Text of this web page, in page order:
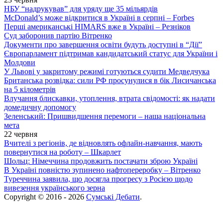
НБУ “надрукував” для уряду ще 35 мільярдів
McDonald’s може відкритися в Україні в серпні – Forbes
Перші американські HIMARS вже в Україні – Резніков
Суд заборонив партію Вітренко
Документи про завершення освіти будуть доступні в “Дії”
Європарламент підтримав кандидатський статус для України і
Молдови
У Львові у закритому режимі готуються судити Медведчука
Британська розвідка: сили РФ просунулися в бік Лисичанська
на 5 кілометрів
Влучання блискавки, утоплення, втрата свідомості: як надати
домедичну допомогу
Зеленський: Пришвидшення перемоги – наша національна
мета
22 червня
Вчителі з регіонів, де відновлять офлайн-навчання, мають
повернутися на роботу – Шкарлет
Шольц: Німеччина продовжить постачати зброю Україні
В Україні повністю зупинено нафтопереробку – Вітренко
Туреччина заявила, що досягла прогресу з Росією щодо
вивезення українського зерна
Copyright © 2016 - 2026 Сумські Дебати.